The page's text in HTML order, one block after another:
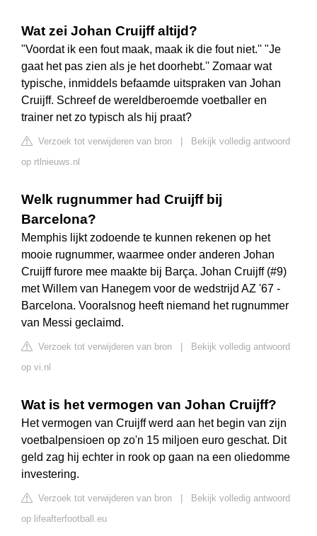
Wat zei Johan Cruijff altijd?
"Voordat ik een fout maak, maak ik die fout niet.'' "Je
gaat het pas zien als je het doorhebt.'' Zomaar wat
typische, inmiddels befaamde uitspraken van Johan
Cruijff. Schreef de wereldberoemde voetballer en
trainer net zo typisch als hij praat?
Verzoek tot verwijderen van bron
Bekijk volledig antwoord
op rtlnieuws.nl
Welk rugnummer had Cruijff bij
Barcelona?
Memphis lijkt zodoende te kunnen rekenen op het
mooie rugnummer, waarmee onder anderen Johan
Cruijff furore mee maakte bij Barça. Johan Cruijff (#9)
met Willem van Hanegem voor de wedstrijd AZ '67 -
Barcelona. Vooralsnog heeft niemand het rugnummer
van Messi geclaimd.
Verzoek tot verwijderen van bron
Bekijk volledig antwoord
op vi.nl
Wat is het vermogen van Johan Cruijff?
Het vermogen van Cruijff werd aan het begin van zijn
voetbalpensioen op zo'n 15 miljoen euro geschat. Dit
geld zag hij echter in rook op gaan na een oliedomme
investering.
Verzoek tot verwijderen van bron
Bekijk volledig antwoord
op lifeafterfootball.eu